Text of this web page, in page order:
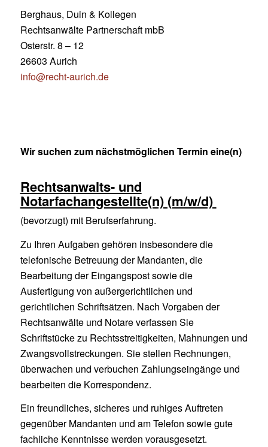
Berghaus, Duin & Kollegen
Rechtsanwälte Partnerschaft mbB
Osterstr. 8 – 12
26603 Aurich
info@recht-aurich.de
Wir suchen zum nächstmöglichen Termin eine(n)
Rechtsanwalts- und
Notarfachangestellte(n) (m/w/d)
(bevorzugt) mit Berufserfahrung.
Zu Ihren Aufgaben gehören insbesondere die
telefonische Betreuung der Mandanten, die
Bearbeitung der Eingangspost sowie die
Ausfertigung von außergerichtlichen und
gerichtlichen Schriftsätzen. Nach Vorgaben der
Rechtsanwälte und Notare verfassen Sie
Schriftstücke zu Rechtsstreitigkeiten, Mahnungen und
Zwangsvollstreckungen. Sie stellen Rechnungen,
überwachen und verbuchen Zahlungseingänge und
bearbeiten die Korrespondenz.
Ein freundliches, sicheres und ruhiges Auftreten
gegenüber Mandanten und am Telefon sowie gute
fachliche Kenntnisse werden vorausgesetzt.